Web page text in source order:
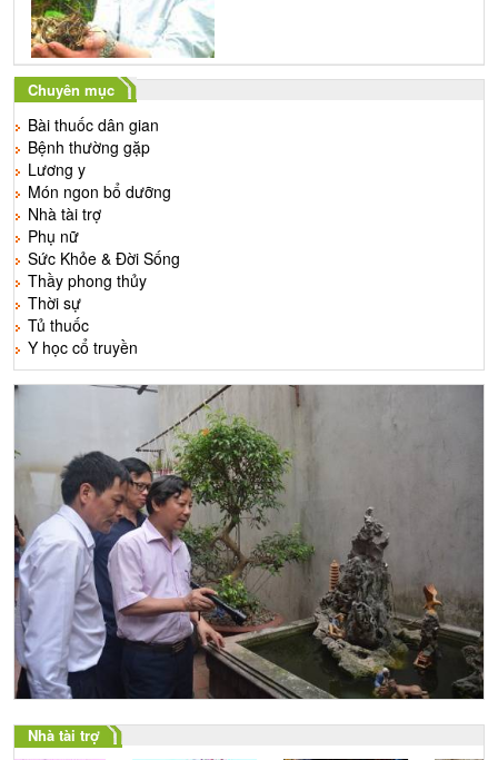
Chuyên mục
Bài thuốc dân gian
Bệnh thường gặp
Lương y
Món ngon bổ dưỡng
Nhà tài trợ
Phụ nữ
Sức Khỏe & Đời Sống
Thầy phong thủy
Thời sự
Tủ thuốc
Y học cổ truyền
Nhà tài trợ